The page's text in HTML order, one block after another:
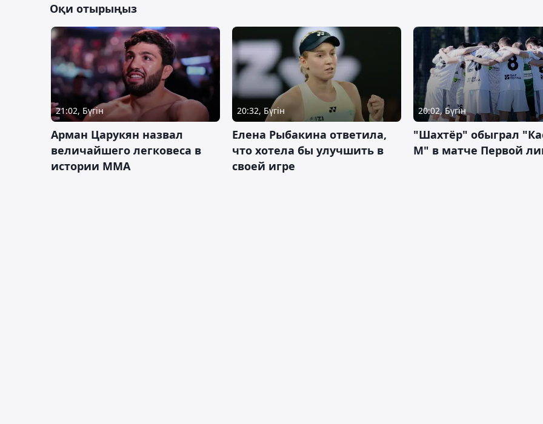
Оқи отырыңыз
21:02, Бүгін
Арман Царукян назвал
величайшего легковеса в
истории ММА
20:32, Бүгін
Елена Рыбакина ответила,
что хотела бы улучшить в
своей игре
20:02, Бүгін
"Шахтёр" обыграл
М" в матче Первой